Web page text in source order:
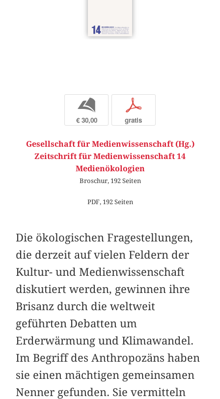
b
€ 30,00
p
gratis
Gesellschaft für Medienwissenschaft (Hg.)
Zeitschrift für Medienwissenschaft 14
Medienökologien
Broschur, 192 Seiten
PDF, 192 Seiten
Die ökologischen Fragestellungen,
die derzeit auf vielen Feldern der
Kultur- und Medienwissenschaft
diskutiert werden, gewinnen ihre
Brisanz durch die weltweit
geführten Debatten um
Erderwärmung und Klimawandel.
Im Begriff des Anthropozäns haben
sie einen mächtigen gemeinsamen
Nenner gefunden. Sie vermitteln